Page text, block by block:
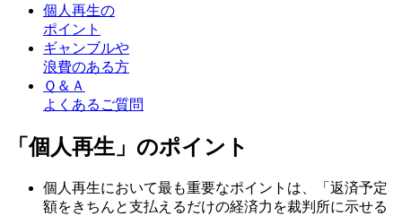
個人再生の
ポイント
ギャンブルや
浪費のある方
Ｑ＆Ａ
よくあるご質問
「個人再生」のポイント
個人再生において最も重要なポイントは、「返済予定
額をきちんと支払えるだけの経済力を裁判所に示せる